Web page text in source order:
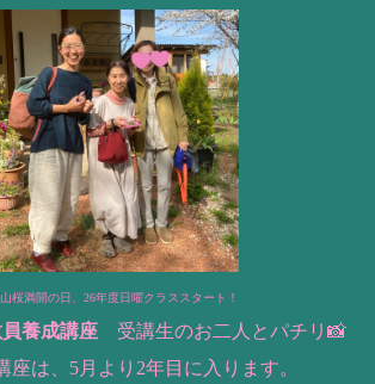
桜満開の日、26年度日曜クラススタート！
養成講座 受講生のお二人とパチリ📸
座は、5月より2年目に入ります。